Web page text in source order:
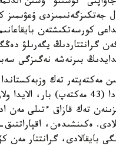
جەتكىزگەنىمىزدى
بىرنەشە نەگىزگى
مەكتەپ)، موڭعوليادا (43 مەكتەپ) بار،
تەك قازاق ءتىلى مەن
ەكىنشىدەن،
بايقالادى، گرانتتار مەن